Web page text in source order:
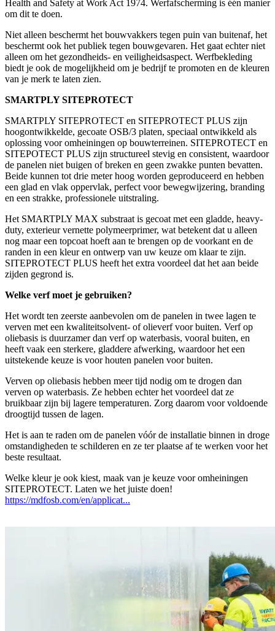
Health and Safety at Work Act 1974. Werfafscherming is één manier
om dit te doen.
Niet alleen beschermt het bouwvakkers tegen puin van buitenaf, het
beschermt ook het publiek tegen bouwgevaren. Het gaat echter niet
alleen om het gezondheids- en veiligheidsaspect. Werfbekleding
biedt je ook de mogelijkheid om je bedrijf te promoten en de kleuren
van je merk te laten zien.
SMARTPLY SITEPROTECT
SMARTPLY SITEPROTECT en SITEPROTECT PLUS zijn
hoogontwikkelde, gecoate OSB/3 platen, speciaal ontwikkeld als
oplossing voor omheiningen op bouwterreinen. SITEPROTECT en
SITEPOTECT PLUS zijn structureel stevig en consistent, waardoor
de panelen niet buigen of breken en geen zwakke punten bevatten.
Beide kunnen tot drie meter hoog worden geproduceerd en hebben
een glad en vlak oppervlak, perfect voor bewegwijzering, branding
en een strakke, professionele uitstraling.
Het SMARTPLY MAX substraat is gecoat met een gladde, heavy-
duty, exterieur vernette polymeerprimer, wat betekent dat u alleen
nog maar een topcoat hoeft aan te brengen op de voorkant en de
randen in een kleur en ontwerp van uw keuze om klaar te zijn.
SITEPROTECT PLUS heeft het extra voordeel dat het aan beide
zijden gegrond is.
Welke verf moet je gebruiken?
Het wordt ten zeerste aanbevolen om de panelen in twee lagen te
verven met een kwaliteitsolvent- of olieverf voor buiten. Verf op
oliebasis is duurzamer dan verf op waterbasis, vooral buiten, en
heeft vaak een sterkere, gladdere afwerking, waardoor het een
uitstekende keuze is voor houten panelen voor buiten.
Verven op oliebasis hebben meer tijd nodig om te drogen dan
verven op waterbasis. Ze hebben echter het voordeel dat ze
bruikbaar zijn bij lagere temperaturen. Zorg daarom voor voldoende
droogtijd tussen de lagen.
Het is aan te raden om de panelen vóór de installatie binnen in droge
omstandigheden te schilderen en ze ter plaatse af te werken voor het
beste resultaat.
Welke kleur je ook kiest, maak van je keuze voor omheiningen
SITEPROTECT. Laten we het juiste doen!
https://mdfosb.com/en/applicat...